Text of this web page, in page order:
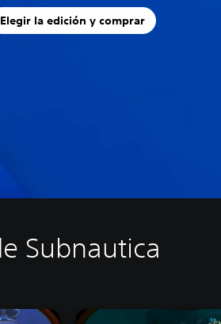
Elegir la edición y comprar
Subnautica